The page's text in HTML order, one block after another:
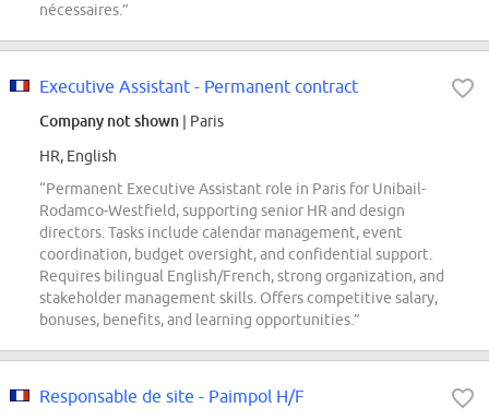
nécessaires.”
Executive Assistant - Permanent contract
Company not shown | Paris
HR, English
“Permanent Executive Assistant role in Paris for Unibail-
Rodamco-Westfield, supporting senior HR and design
directors. Tasks include calendar management, event
coordination, budget oversight, and confidential support.
Requires bilingual English/French, strong organization, and
stakeholder management skills. Offers competitive salary,
bonuses, benefits, and learning opportunities.”
Responsable de site - Paimpol H/F